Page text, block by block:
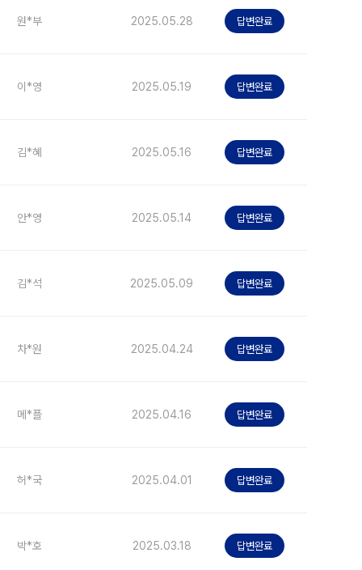
원*부 2025.05.28 답변완료
이*영 2025.05.19 답변완료
김*혜 2025.05.16 답변완료
안*영 2025.05.14 답변완료
김*석 2025.05.09 답변완료
차*원 2025.04.24 답변완료
메*플 2025.04.16 답변완료
허*국 2025.04.01 답변완료
박*호 2025.03.18 답변완료